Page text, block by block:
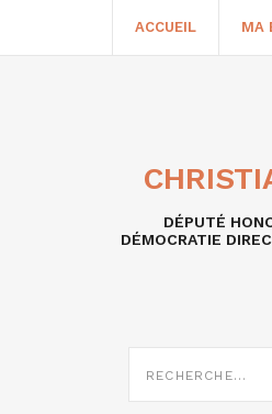
ACCUEIL MA
DÉPUTÉ
DÉMOCRATIE
SUR